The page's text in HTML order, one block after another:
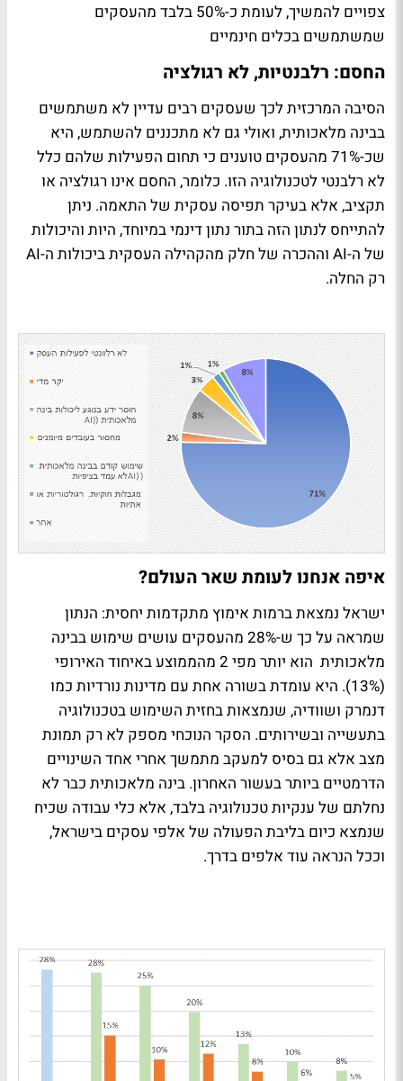
צפויים להמשיך, לעומת כ-50% בלבד מהעסקים
שמשתמשים בכלים חינמיים
החסם: רלבנטיות, לא רגולציה
הסיבה המרכזית לכך שעסקים רבים עדיין לא משתמשים
בבינה מלאכותית, ואולי גם לא מתכננים להשתמש, היא
שכ-71% מהעסקים טוענים כי תחום הפעילות שלהם כלל
לא רלבנטי לטכנולוגיה הזו. כלומר, החסם אינו רגולציה או
תקציב, אלא בעיקר תפיסה עסקית של התאמה. ניתן
להתייחס לנתון הזה בתור נתון דינמי במיוחד, היות והיכולות
של ה-AI וההכרה של חלק מהקהילה העסקית ביכולות ה-AI
רק החלה.
איפה אנחנו לעומת שאר העולם?
ישראל נמצאת ברמות אימוץ מתקדמות יחסית: הנתון
שמראה על כך ש-28% מהעסקים עושים שימוש בבינה
מלאכותית הוא יותר מפי 2 מהממוצע באיחוד האירופי
(13%). היא עומדת בשורה אחת עם מדינות נורדיות כמו
דנמרק ושוודיה, שנמצאות בחזית השימוש בטכנולוגיה
בתעשייה ובשירותים. הסקר הנוכחי מספק לא רק תמונת
מצב אלא גם בסיס למעקב מתמשך אחרי אחד השינויים
הדרמטיים ביותר בעשור האחרון. בינה מלאכותית כבר לא
נחלתם של ענקיות טכנולוגיה בלבד, אלא כלי עבודה שכיח
שנמצא כיום בליבת הפעולה של אלפי עסקים בישראל,
וככל הנראה עוד אלפים בדרך.